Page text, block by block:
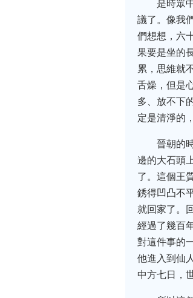
是時眾
議了。像我
們想想，六
果要是坐的
累，思維就
舌燥，但是
多、放不下
定是清淨的
晉朝的
邊的大石頭
了。這個王
銹得凹凸不
就回家了。
經過了幾百
對這件事的
他進入到仙
中方七日，